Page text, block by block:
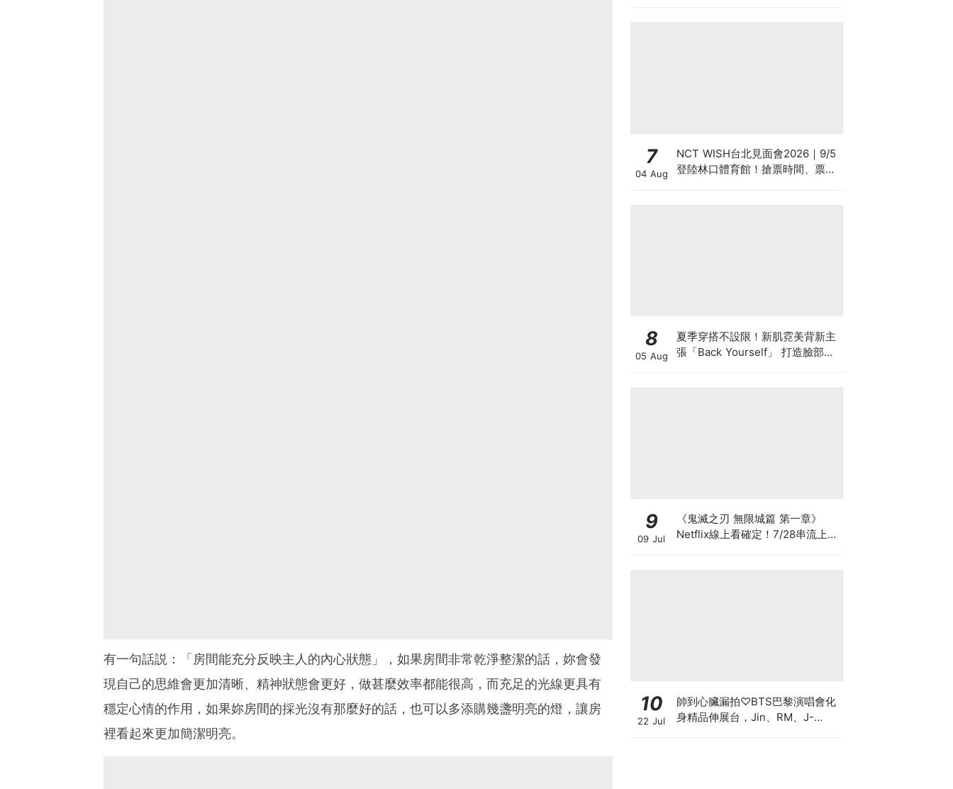
有一句話説：「房間能充分反映主人的內心狀態」，如果房間非常乾淨整潔的話，妳會發
現自己的思維會更加清晰、精神狀態會更好，做甚麼效率都能很高，而充足的光線更具有
穩定心情的作用，如果妳房間的採光沒有那麼好的話，也可以多添購幾盞明亮的燈，讓房
裡看起來更加簡潔明亮。
7
04 Aug
NCT WISH台北見面會2026｜9/5
登陸林口體育館！搶票時間、票價
8
05 Aug
夏季穿搭不設限！新肌霓美背新主
張「Back Yourself」 打造臉部級
9
09 Jul
《鬼滅之刃 無限城篇 第一章》
Netflix線上看確定！7/28串流上架
10
22 Jul
帥到心臟漏拍♡BTS巴黎演唱會化
身精品伸展台，Jin、RM、J-